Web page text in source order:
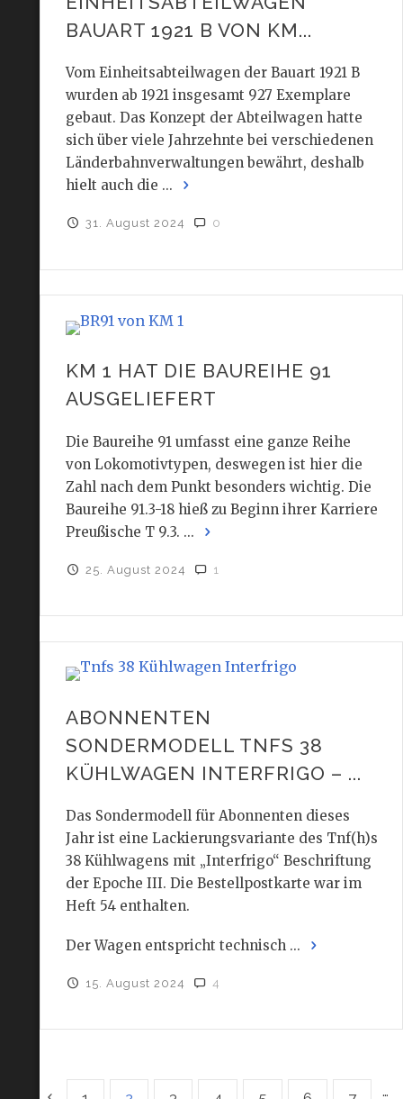
BAUART 1921 B VON KM...
Vom Einheitsabteilwagen der Bauart 1921 B
wurden ab 1921 insgesamt 927 Exemplare
gebaut. Das Konzept der Abteilwagen hatte
sich über viele Jahrzehnte bei verschiedenen
Länderbahnverwaltungen bewährt, deshalb
hielt auch die ...
31. August 2024 0
KM 1 HAT DIE BAUREIHE 91
AUSGELIEFERT
Die Baureihe 91 umfasst eine ganze Reihe
von Lokomotivtypen, deswegen ist hier die
Zahl nach dem Punkt besonders wichtig. Die
Baureihe 91.3-18 hieß zu Beginn ihrer Karriere
Preußische T 9.3. ...
25. August 2024 1
ABONNENTEN
SONDERMODELL TNFS 38
KÜHLWAGEN INTERFRIGO – ...
Das Sondermodell für Abonnenten dieses
Jahr ist eine Lackierungsvariante des Tnf(h)s
38 Kühlwagens mit „Interfrigo“ Beschriftung
der Epoche III. Die Bestellpostkarte war im
Heft 54 enthalten.
Der Wagen entspricht technisch ...
15. August 2024 4
…